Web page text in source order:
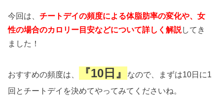
今回は、チートデイの頻度による体脂肪率の変化や、女
性の場合のカロリー目安などについて詳しく解説してき
ました！
おすすめの頻度は、 『10日』
なので、まずは10日に1
回とチートデイを決めてやってみてくださいね。